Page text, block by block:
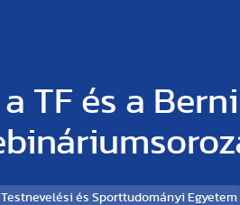
TF és a Berni
és Sporttudományi Egyetem